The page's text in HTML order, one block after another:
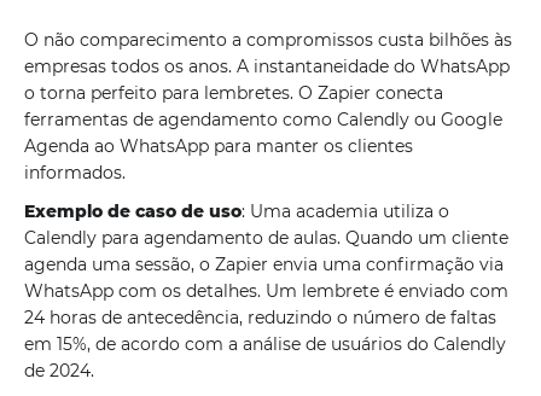
O não comparecimento a compromissos custa bilhões às
empresas todos os anos. A instantaneidade do WhatsApp
o torna perfeito para lembretes. O Zapier conecta
ferramentas de agendamento como Calendly ou Google
Agenda ao WhatsApp para manter os clientes
informados.
Exemplo de caso de uso: Uma academia utiliza o
Calendly para agendamento de aulas. Quando um cliente
agenda uma sessão, o Zapier envia uma confirmação via
WhatsApp com os detalhes. Um lembrete é enviado com
24 horas de antecedência, reduzindo o número de faltas
em 15%, de acordo com a análise de usuários do Calendly
de 2024.